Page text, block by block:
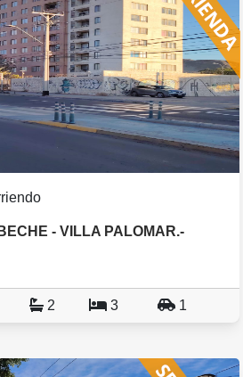
- VILLA PALOMAR.-
2 3 1